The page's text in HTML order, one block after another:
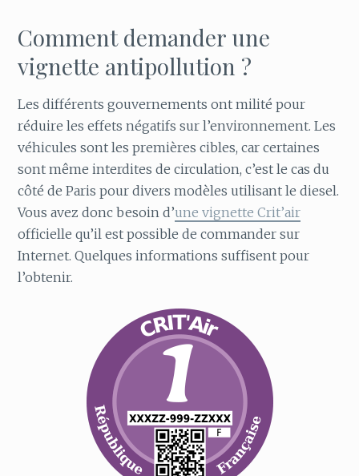
Comment demander une
vignette antipollution ?
Les différents gouvernements ont milité pour
réduire les effets négatifs sur l’environnement. Les
véhicules sont les premières cibles, car certaines
sont même interdites de circulation, c’est le cas du
côté de Paris pour divers modèles utilisant le diesel.
Vous avez donc besoin d’une vignette Crit’air
officielle qu’il est possible de commander sur
Internet. Quelques informations suffisent pour
l’obtenir.